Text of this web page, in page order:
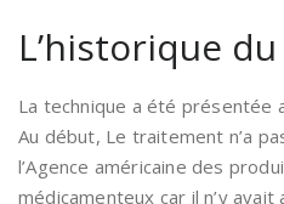
L’historique
La technique a été présentée
Au début, Le traitement n’a
l’Agence américaine des
médicamenteux car il n’y avait